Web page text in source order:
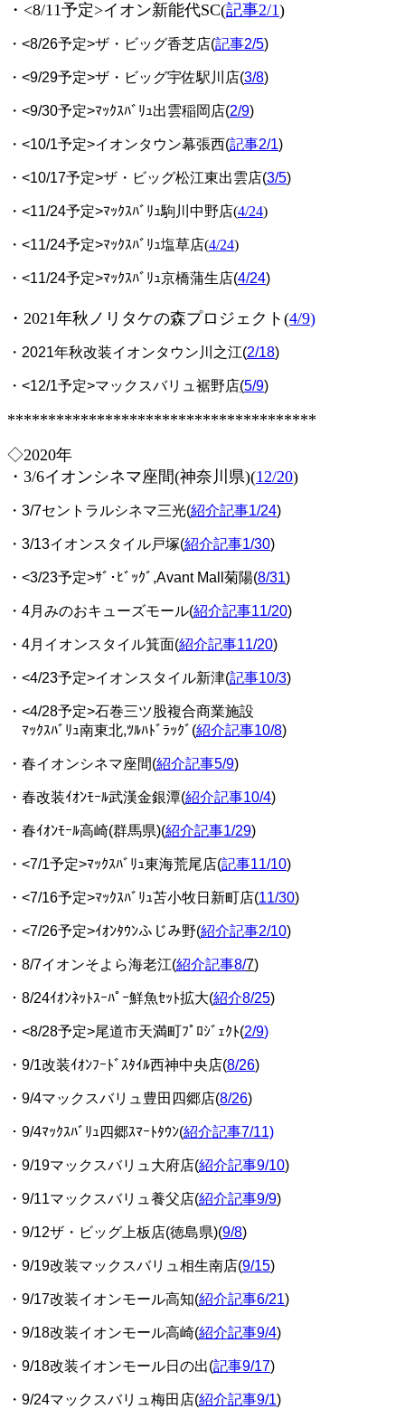
・<8/11予定>イオン新能代SC(記事2/1)
・<8/26予定>ザ・ビッグ香芝店(記事2/5)
・<9/29予定>ザ・ビッグ宇佐駅川店(3/8)
・<9/30予定>ﾏｯｸｽﾊﾞﾘｭ出雲稲岡店(2/9)
・<10/1予定>イオンタウン幕張西(記事2/1)
・<10/17予定>ザ・ビッグ松江東出雲店(3/5)
・<11/24予定>ﾏｯｸｽﾊﾞﾘｭ駒川中野店(4/24)
・<11/24予定>ﾏｯｸｽﾊﾞﾘｭ塩草店(4/24)
・<11/24予定>ﾏｯｸｽﾊﾞﾘｭ京橋蒲生店(4/24)
・2021年秋ノリタケの森プロジェクト(4/9)
・2021年秋改装イオンタウン川之江(2/18)
・<12/1予定>マックスバリュ裾野店(5/9)
**************************************
◇2020年
・3/6イオンシネマ座間(神奈川県)(12/20)
・3/7セントラルシネマ三光(紹介記事1/24)
・3/13イオンスタイル戸塚(紹介記事1/30)
・<3/23予定>ｻﾞ･ﾋﾞｯｸﾞ,Avant Mall菊陽(8/31)
・4月みのおキューズモール(紹介記事11/20)
・4月イオンスタイル箕⾯(紹介記事11/20)
・<4/23予定>イオンスタイル新津(記事10/3)
・<4/28予定>石巻三ツ股複合商業施設
ﾏｯｸｽﾊﾞﾘｭ南東北,ﾂﾙﾊﾄﾞﾗｯｸﾞ(紹介記事10/8)
・春イオンシネマ座間(紹介記事5/9)
・春改装ｲｵﾝﾓｰﾙ武漢金銀潭(紹介記事10/4)
・春ｲｵﾝﾓｰﾙ高崎(群馬県)(紹介記事1/29)
・<7/1予定>ﾏｯｸｽﾊﾞﾘｭ東海荒尾店(記事11/10)
・<7/16予定>ﾏｯｸｽﾊﾞﾘｭ苫小牧日新町店(11/30)
・<7/26予定>ｲｵﾝﾀｳﾝふじみ野(紹介記事2/10)
・8/7イオンそよら海老江(紹介記事8/7)
・8/24ｲｵﾝﾈｯﾄｽｰﾊﾟｰ鮮魚ｾｯﾄ拡大(紹介8/25)
・<8/28予定>尾道市天満町ﾌﾟﾛｼﾞｪｸﾄ(2/9)
・9/1改装ｲｵﾝﾌｰﾄﾞｽﾀｲﾙ西神中央店(8/26)
・9/4マックスバリュ豊田四郷店(8/26)
・9/4ﾏｯｸｽﾊﾞﾘｭ四郷ｽﾏｰﾄﾀｳﾝ(紹介記事7/11)
・9/19マックスバリュ大府店(紹介記事9/10)
・9/11マックスバリュ養父店(紹介記事9/9)
・9/12ザ・ビッグ上板店(徳島県)(9/8)
・9/19改装マックスバリュ相生南店(9/15)
・9/17改装イオンモール高知(紹介記事6/21)
・9/18改装イオンモール高崎(紹介記事9/4)
・9/18改装イオンモール日の出(記事9/17)
・9/24マックスバリュ梅田店(紹介記事9/1)